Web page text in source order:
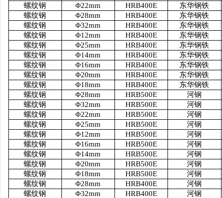
螺纹钢
Φ22mm HRB400E
东华钢铁
螺纹钢
Φ28mm HRB400E
东华钢铁
螺纹钢
Φ32mm HRB400E
东华钢铁
螺纹钢
Φ12mm HRB400E
东华钢铁
螺纹钢
Φ25mm HRB400E
东华钢铁
螺纹钢
Φ14mm HRB400E
东华钢铁
螺纹钢
Φ16mm HRB400E
东华钢铁
螺纹钢
Φ20mm HRB400E
东华钢铁
螺纹钢
Φ18mm HRB400E
东华钢铁
螺纹钢
Φ28mm HRB500E
河钢
螺纹钢
Φ32mm HRB500E
河钢
螺纹钢
Φ22mm HRB500E
河钢
螺纹钢
Φ25mm HRB500E
河钢
螺纹钢
Φ12mm HRB500E
河钢
螺纹钢
Φ16mm HRB500E
河钢
螺纹钢
Φ14mm HRB500E
河钢
螺纹钢
Φ20mm HRB500E
河钢
螺纹钢
Φ18mm HRB500E
河钢
螺纹钢
Φ28mm HRB400E
河钢
螺纹钢
Φ32mm HRB400E
河钢